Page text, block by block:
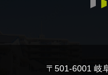
〒501-6001 岐